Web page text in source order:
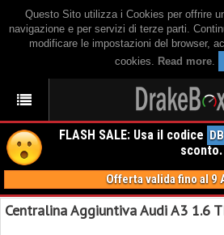
Questo Sito utilizza i Cookies per offrire
navigazione e per servizi di terze parti.
modificare le impostazioni del browser,
cookies. Read more.
FLASH SALE: Usa il codice
sconto.
Offerta valida fino al 9
Centralina Aggiuntiva Audi A3 1.6